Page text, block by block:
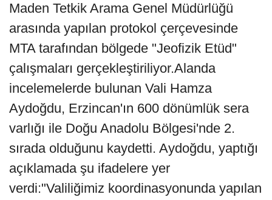
Maden Tetkik Arama Genel Müdürlüğü
arasında yapılan protokol çerçevesinde
MTA tarafından bölgede "Jeofizik Etüd"
çalışmaları gerçekleştiriliyor.Alanda
incelemelerde bulunan Vali Hamza
Aydoğdu, Erzincan'ın 600 dönümlük sera
varlığı ile Doğu Anadolu Bölgesi'nde 2.
sırada olduğunu kaydetti. Aydoğdu, yaptığı
açıklamada şu ifadelere yer
verdi:"Valiliğimiz koordinasyonunda yapılan